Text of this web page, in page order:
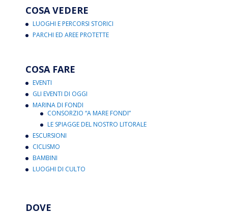
COSA VEDERE
LUOGHI E PERCORSI STORICI
PARCHI ED AREE PROTETTE
COSA FARE
EVENTI
GLI EVENTI DI OGGI
MARINA DI FONDI
CONSORZIO “A MARE FONDI”
LE SPIAGGE DEL NOSTRO LITORALE
ESCURSIONI
CICLISMO
BAMBINI
LUOGHI DI CULTO
DOVE